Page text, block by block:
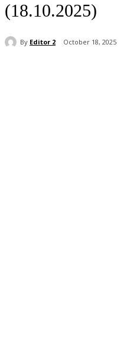
(18.10.2025)
By Editor 2 October 18, 2025